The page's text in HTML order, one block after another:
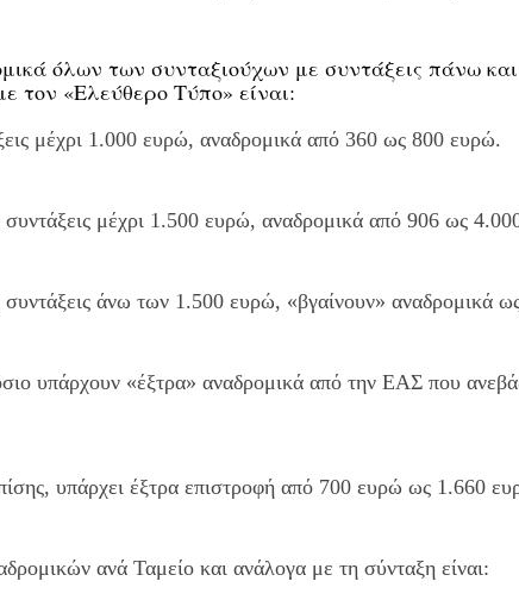
όλων των συνταξιούχων με συντάξεις πάνω
τον «Ελεύθερο Τύπο» είναι:
μέχρι 1.000 ευρώ, αναδρομικά από 360 ως 800 ευρώ.
συντάξεις μέχρι 1.500 ευρώ, αναδρομικά από 906 ως
συντάξεις άνω των 1.500 ευρώ, «βγαίνουν» αναδρομικά
υπάρχουν «έξτρα» αναδρομικά από την ΕΑΣ που
υπάρχει έξτρα επιστροφή από 700 ευρώ ως 1.660
ανά Ταμείο και ανάλογα με τη σύνταξη είναι: